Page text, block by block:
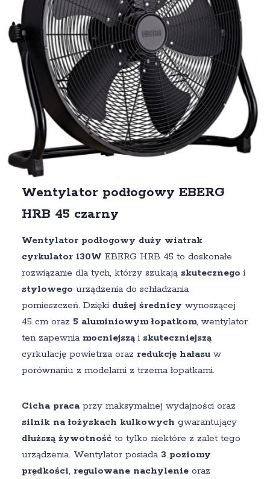
Wentylator podłogowy EBERG
HRB 45 czarny
Wentylator podłogowy duży wiatrak
cyrkulator 130W EBERG HRB 45 to doskonałe
rozwiązanie dla tych, którzy szukają skutecznego i
stylowego urządzenia do schładzania
pomieszczeń. Dzięki dużej średnicy wynoszącej
45 cm oraz 5 aluminiowym łopatkom, wentylator
ten zapewnia mocniejsząi skuteczniejszą
cyrkulację powietrza oraz redukcję hałasuw
porównaniu z modelami z trzema łopatkami.
Cicha pracaprzy maksymalnej wydajności oraz
silnik na łożyskach kulkowych gwarantujący
dłuższą żywotnośćto tylko niektóre z zalet tego
urządzenia. Wentylator posiada 3 poziomy
prędkości, regulowane nachylenieoraz